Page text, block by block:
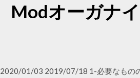
Modオーガナ
2020/01/03 2019/07/18 1-必要なもの